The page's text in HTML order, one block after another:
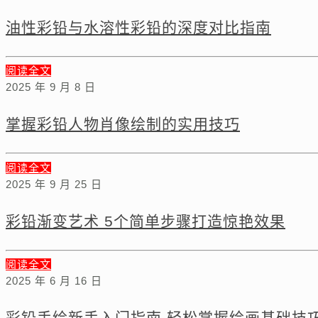
油性彩铅与水溶性彩铅的深度对比指南
阅读全文
2025 年 9 月 8 日
掌握彩铅人物肖像绘制的实用技巧
阅读全文
2025 年 9 月 25 日
彩铅渐变艺术 5个简单步骤打造惊艳效果
阅读全文
2025 年 6 月 16 日